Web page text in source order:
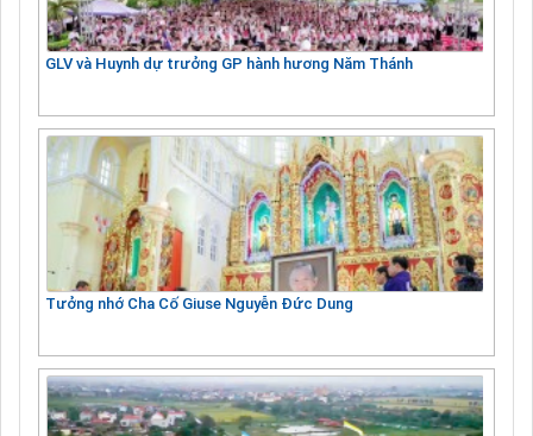
GLV và Huynh dự trưởng GP hành hương Năm Thánh
Tưởng nhớ Cha Cố Giuse Nguyễn Đức Dung